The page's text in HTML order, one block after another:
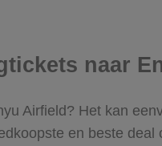
naar
Airfield? Het kan
en beste